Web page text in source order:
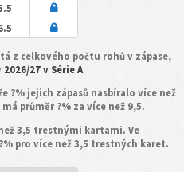
z celkového počtu rohů v zápase,
2026/27 v Série A
?% jejich zápasů nasbíralo více než
má průměr ?% za více než 9,5.
3,5 trestnými kartami. Ve
pro více než 3,5 trestných karet.